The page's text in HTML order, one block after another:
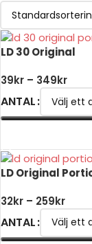
LD 30 Original
39kr – 349kr
ANTAL
LD Original
32kr – 259kr
ANTAL